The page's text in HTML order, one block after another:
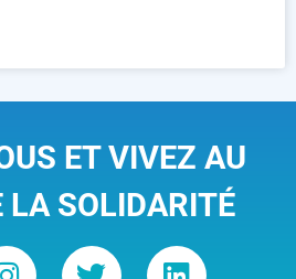
ET VIVEZ AU
SOLIDARITÉ